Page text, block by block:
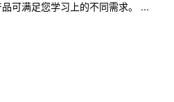
可满足您学习上的不同需求。 ...